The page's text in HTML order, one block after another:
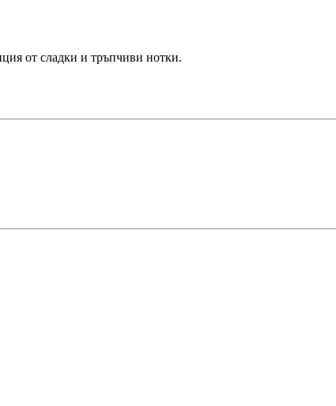
от сладки и тръпчиви нотки.